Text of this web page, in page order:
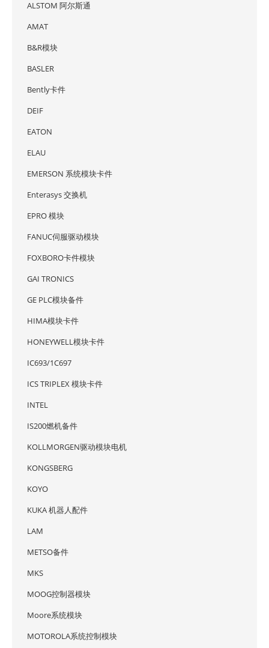
ALSTOM 阿尔斯通
AMAT
B&R模块
BASLER
Bently卡件
DEIF
EATON
ELAU
EMERSON 系统模块卡件
Enterasys 交换机
EPRO 模块
FANUC伺服驱动模块
FOXBORO卡件模块
GAI TRONICS
GE PLC模块备件
HIMA模块卡件
HONEYWELL模块卡件
IC693/1C697
ICS TRIPLEX 模块卡件
INTEL
IS200燃机备件
KOLLMORGEN驱动模块电机
KONGSBERG
KOYO
KUKA 机器人配件
LAM
METSO备件
MKS
MOOG控制器模块
Moore系统模块
MOTOROLA系统控制模块